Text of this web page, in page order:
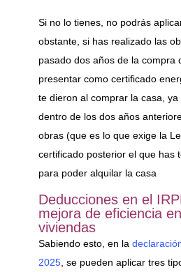
Si no lo tienes, no podrás
obstante, si has realizado las
pasado dos años de la compra
presentar como certificado
te dieron al comprar la casa,
dentro de los dos años
obras (que es lo que exige la
certificado posterior el que has
para poder alquilar la casa
Deducciones en el
mejora de eficiencia
viviendas
Sabiendo esto, en la
2025, se pueden aplicar tres